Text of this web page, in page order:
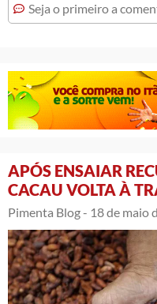
Seja o primeiro a
APÓS ENSAIAR
CACAU VOLTA À
Pimenta Blog - 18 de maio